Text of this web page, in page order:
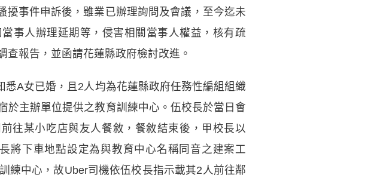
事件申訴後，雖業已辦理詢問及會議，至今迄未
事人辦理延期等，侵害相關當事人權益，核有疏
報告，並函請花蓮縣政府檢討改進。
A女已婚，且2人均為花蓮縣政府任務性編組組織
於主辦單位提供之教育訓練中心。伍校長於當日會
往某小吃店與友人餐敘，餐敘結束後，甲校長以
將下車地點設定為與教育中心名稱同音之建案工
練中心，故Uber司機依伍校長指示載其2人前往鄰